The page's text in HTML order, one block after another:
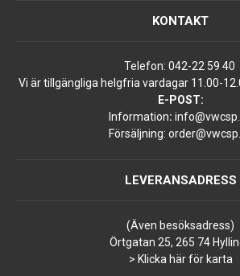
KONTAKT
Telefon: 042-22 59 40
Vi är tillgängliga helgfria vardagar 11.00-
E-POST:
Information:
Försäljning:
LEVERANSADRESS
(Även besöksadress)
Örtgatan 25, 265 74
> Klicka här för karta